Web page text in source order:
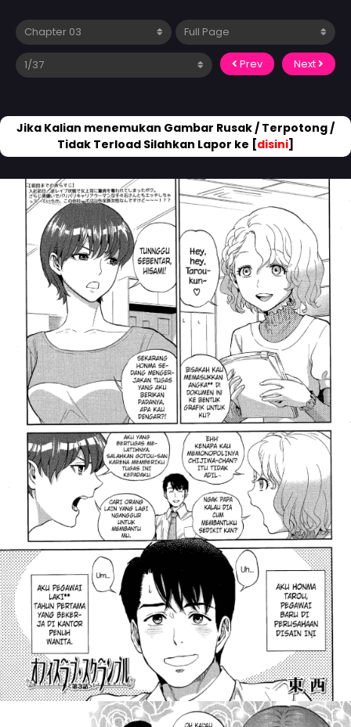
Prev Next
Jika Kalian menemukan Gambar Rusak / Terpotong /
Tidak Terload Silahkan Lapor ke [disini]